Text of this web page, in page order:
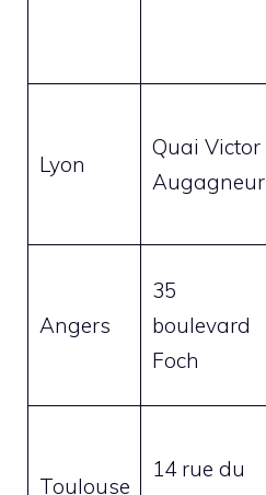
Lyon
Quai Victor
Augagneur
Angers
35
boulevard
Foch
Toulouse
14 rue du